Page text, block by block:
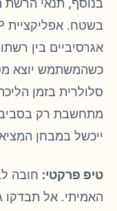
בנוסף, תנאי הרשת
אגרסיביים בין
סלולרית בזמן
ייכשל במבחן
טיפ פרקטי: חובה
האמיתי. אל תבדקו